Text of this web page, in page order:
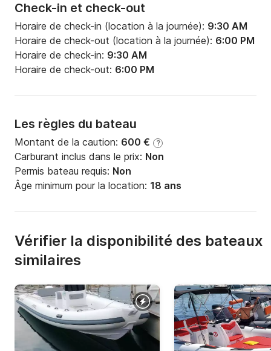
Check-in et check-out
Horaire de check-in (location à la journée): 9:30 AM
Horaire de check-out (location à la journée): 6:00 PM
Horaire de check-in: 9:30 AM
Horaire de check-out: 6:00 PM
Les règles du bateau
Montant de la caution: 600 € ?
Carburant inclus dans le prix: Non
Permis bateau requis: Non
Âge minimum pour la location: 18 ans
Vérifier la disponibilité des bateaux
similaires